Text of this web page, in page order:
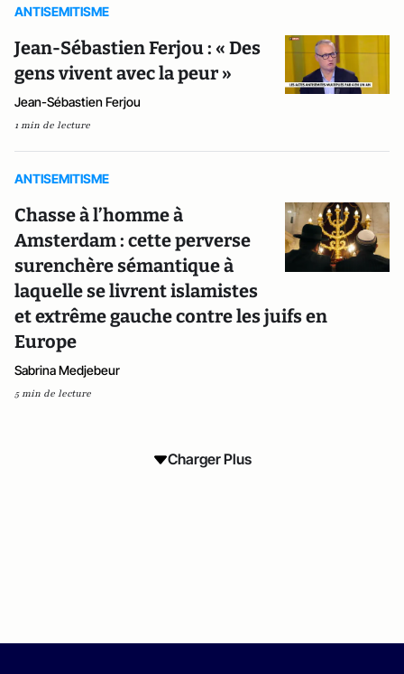
ANTISEMITISME
Jean-Sébastien Ferjou : « Des
gens vivent avec la peur »
Jean-Sébastien Ferjou
1 min de lecture
ANTISEMITISME
Chasse à l’homme à
Amsterdam : cette perverse
surenchère sémantique à
laquelle se livrent islamistes
et extrême gauche contre les juifs en
Europe
Sabrina Medjebeur
5 min de lecture
Charger Plus